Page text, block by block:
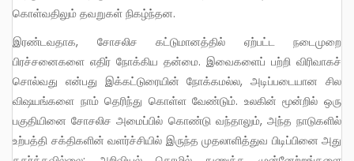
கொள்வதிலும் தவறுகள் நிகழ்ந்தன.
இரண்டவதாக, சோசலிச கட்டுமானத்தில் ஏற்பட்ட நடைமுறை
பிரச்சனைகளை எதிர் நோக்கிய தன்மை. இவைகளைப் பற்றி விரிவாகச்
சொல்வது என்பது இக்கட்டுரையின் நோக்கமல்ல, அடிப்படையான சில
விஷயங்களை நாம் தெரிந்து கொள்ள வேண்டும். உலகின் மூன்றில் ஒரு
பகுதியினை சோசலிச அமைப்பில் கொண்டு வந்தாலும், அந்த நாடுகளில்
உற்பத்தி சக்திகளின் வளர்ச்சியில் இருந்த முதலாளித்துவ பிடிப்பினை அது